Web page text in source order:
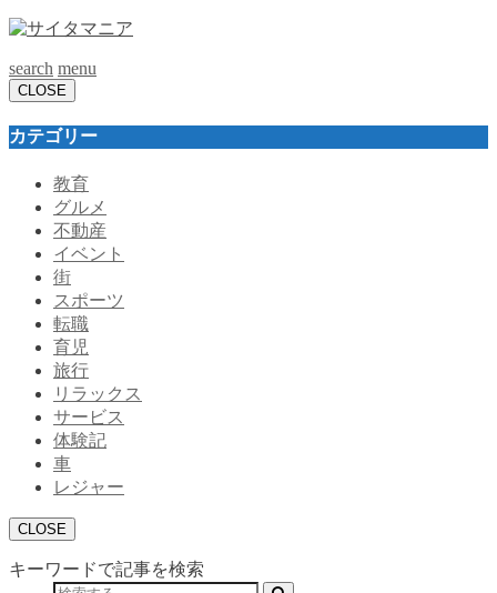
search menu
CLOSE
カテゴリー
教育
グルメ
不動産
イベント
街
スポーツ
転職
育児
旅行
リラックス
サービス
体験記
車
レジャー
CLOSE
キーワードで記事を検索